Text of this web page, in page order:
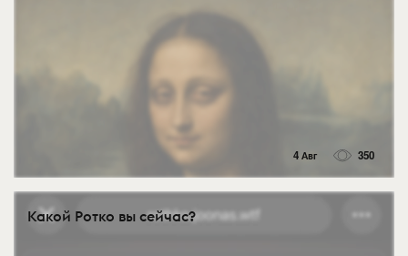
4 Авг 350
Какой Ротко вы сейчас?